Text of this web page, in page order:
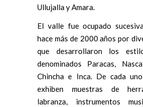
Ullujalla y Amara.
El valle fue ocupado
hace más de 2000 años por
que desarrollaron los
denominados Paracas,
Chincha e Inca. De cada
exhiben muestras de
labranza, instrumentos